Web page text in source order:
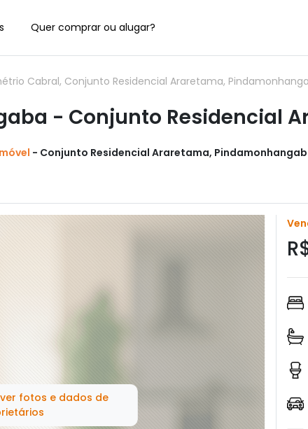
Quer comprar ou alugar?
Cabral, Conjunto Residencial Araretama,
- Conjunto Residencial
- Conjunto Residencial Araretama, Pindamonhangaba,
fotos e dados de